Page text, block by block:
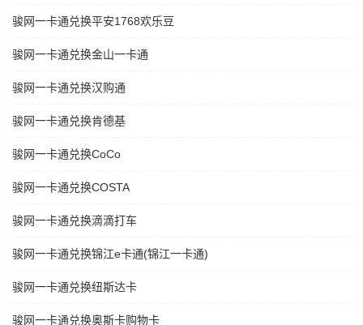
骏网一卡通兑换平安1768欢乐豆
骏网一卡通兑换金山一卡通
骏网一卡通兑换汉购通
骏网一卡通兑换肯德基
骏网一卡通兑换CoCo
骏网一卡通兑换COSTA
骏网一卡通兑换滴滴打车
骏网一卡通兑换锦江e卡通(锦江一卡通)
骏网一卡通兑换纽斯达卡
骏网一卡通兑换奥斯卡购物卡